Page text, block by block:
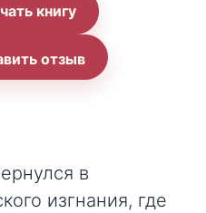
книгу
отзыв
в
изгнания, где